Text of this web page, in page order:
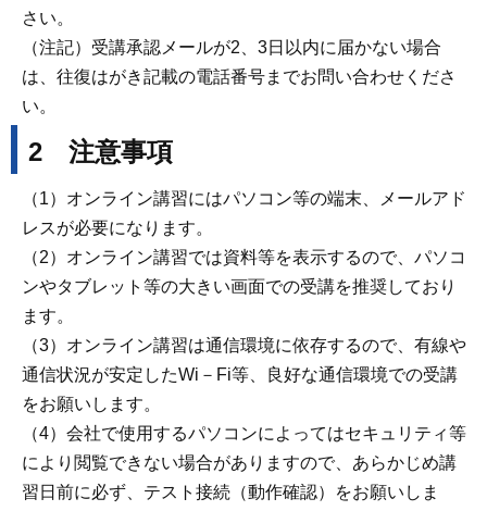
さい。
（注記）受講承認メールが2、3日以内に届かない場合
は、往復はがき記載の電話番号までお問い合わせくださ
い。
2 注意事項
（1）オンライン講習にはパソコン等の端末、メールアド
レスが必要になります。
（2）オンライン講習では資料等を表示するので、パソコ
ンやタブレット等の大きい画面での受講を推奨しており
ます。
（3）オンライン講習は通信環境に依存するので、有線や
通信状況が安定したWi－Fi等、良好な通信環境での受講
をお願いします。
（4）会社で使用するパソコンによってはセキュリティ等
により閲覧できない場合がありますので、あらかじめ講
習日前に必ず、テスト接続（動作確認）をお願いしま